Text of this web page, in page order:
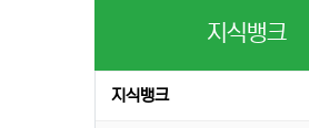
지식뱅크
지식뱅크